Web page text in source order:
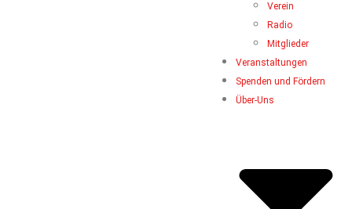
Verein
Radio
Mitglieder
Veranstaltungen
Spenden und Fördern
Über-Uns